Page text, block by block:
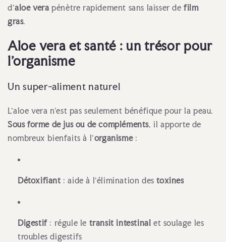
d’aloe vera pénètre rapidement sans laisser defilm
gras.
Aloe vera et santé : un trésor pour
l’organisme
Un super-aliment naturel
L’aloe vera n’est pas seulement bénéfique pour la peau.
Sous forme de jus ou de compléments, il apporte de
nombreux bienfaits à l’organisme:
Détoxifiant : aide à l’élimination destoxines
Digestif: régule le transit intestinal et soulage les
troubles digestifs